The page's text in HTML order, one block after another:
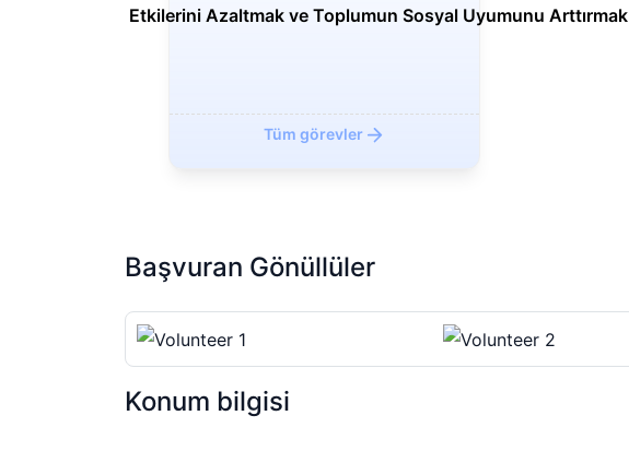
Yoksulluğun Etkilerini Azaltmak ve Toplumun Sosyal Uyumunu Arttırmak
Tüm görevler
Geri
Başvuran Gönüllüler
Konum bilgisi